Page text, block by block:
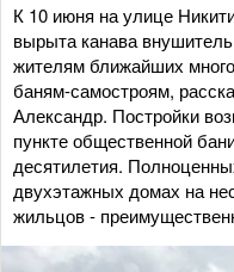
К 10 июня на улице
вырыта канава
жителям ближайших
баням-самостроям,
Александр. Постройки
пункте общественной
десятилетия.
двухэтажных домах на
жильцов -